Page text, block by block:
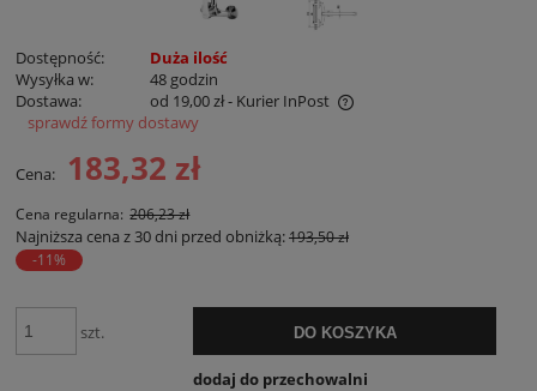
Dostępność:
Duża ilość
Wysyłka w:
48 godzin
Dostawa:
od 19,00 zł- Kurier InPost
Cena nie zawiera ewentualnych kosztów płatności
sprawdź formy dostawy
Cena: 183,32 zł
Cena regularna: 206,23 zł
Najniższa cena z 30 dni przed obniżką:193,50 zł
-11%
szt. DO KOSZYKA
dodaj do przechowalni